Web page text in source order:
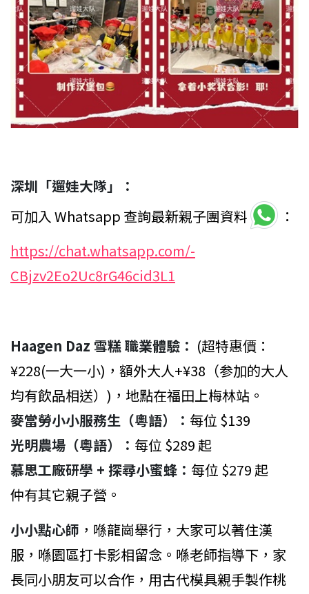
深圳「遛娃大隊」：
可加入 Whatsapp 查詢最新親子團資料
：
https://chat.whatsapp.com/-
CBjzv2Eo2Uc8rG46cid3L1
Haagen Daz 雪糕 職業體驗： (超特惠價：
¥228(一大一小)，額外大人+¥38（参加的大人
均有飲品相送）)，地點在福田上梅林站。
麥當勞小小服務生（粵語）： 每位 $139
光明農場（粵語）： 每位 $289 起
慕思工廠研學 + 探尋小蜜蜂： 每位 $279 起
仲有其它親子營。
小小點心師 ，喺龍崗舉行，大家可以著住漢
服，喺園區打卡影相留念。喺老師指導下，家
長同小朋友可以合作，用古代模具親手製作桃